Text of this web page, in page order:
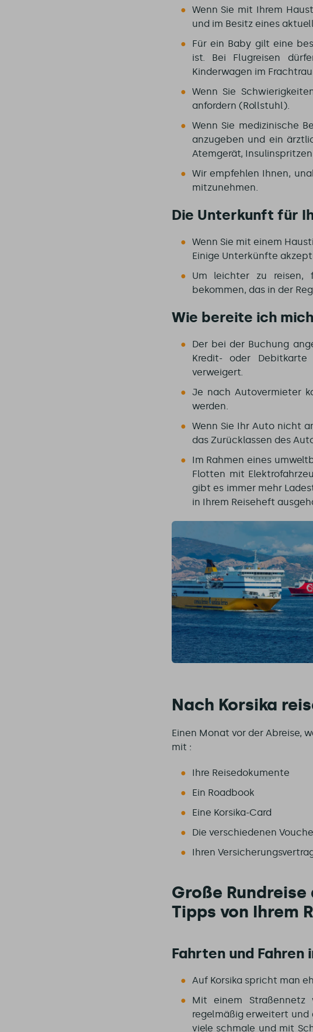
Wenn Sie mit Ihrem
und im Besitz eines
Für ein Baby gilt eine
ist. Bei Flugreisen
Kinderwagen im
Wenn Sie
anfordern (Rollstuhl).
Wenn Sie medizinische
anzugeben und ein
Atemgerät,
Wir empfehlen Ihnen,
mitzunehmen.
Die Unterkunft für
Wenn Sie mit einem
Einige Unterkünfte
Um leichter zu reisen,
bekommen, das in der
Wie bereite ich
Der bei der Buchung
Kredit- oder
verweigert.
Je nach Autovermieter
werden.
Wenn Sie Ihr Auto nicht
das Zurücklassen des
Im Rahmen eines
Flotten mit
gibt es immer mehr
in Ihrem Reiseheft
Nach Korsika
Einen Monat vor der Abreise,
mit :
Ihre Reisedokumente
Ein Roadbook
Eine Korsika-Card
Die verschiedenen
Ihren
Große
Tipps von Ihrem
Fahrten und Fahren
Auf Korsika spricht man
Mit einem Straßennetz
regelmäßig erweitert
viele schmale und mit